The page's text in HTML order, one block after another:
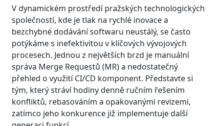
V dynamickém prostředí pražských technologických
společností, kde je tlak na rychlé inovace a
bezchybné dodávání softwaru neustálý, se často
potýkáme s inefektivitou v klíčových vývojových
procesech. Jednou z největších brzd je manuální
správa Merge Requestů (MR) a nedostatečný
přehled o využití CI/CD komponent. Představte si
tým, který stráví hodiny denně ručním řešením
konfliktů, rebasováním a opakovanými revizemi,
zatímco jeho konkurence již implementuje další